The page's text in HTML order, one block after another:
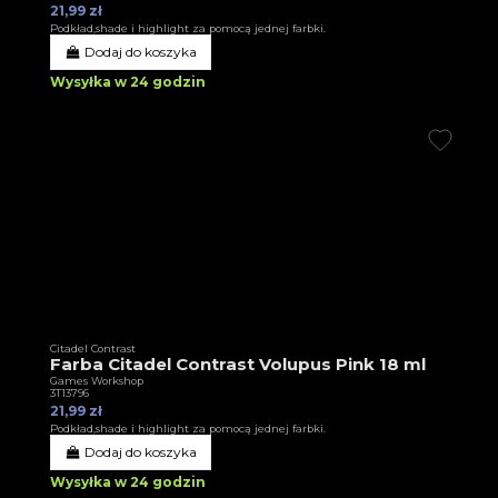
21,99 zł
Podkład,shade i highlight za pomocą jednej farbki.
Dodaj do koszyka
Wysyłka w 24 godzin
Citadel Contrast
Farba Citadel Contrast Volupus Pink 18 ml
Games Workshop
3T13796
21,99 zł
Podkład,shade i highlight za pomocą jednej farbki.
Dodaj do koszyka
Wysyłka w 24 godzin